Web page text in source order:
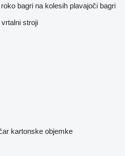
bagri na kolesih plavajoči bagri
stroji
kartonske objemke